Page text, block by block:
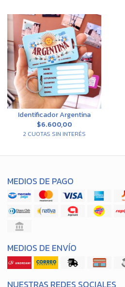
Identificador Argentina
$6.600,00
2 CUOTAS SIN INTERÉS
MEDIOS DE PAGO
MEDIOS DE ENVÍO